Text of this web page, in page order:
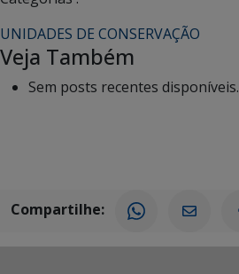
UNIDADES DE CONSERVAÇÃO
Veja Também
Sem posts recentes disponíveis.
Compartilhe: